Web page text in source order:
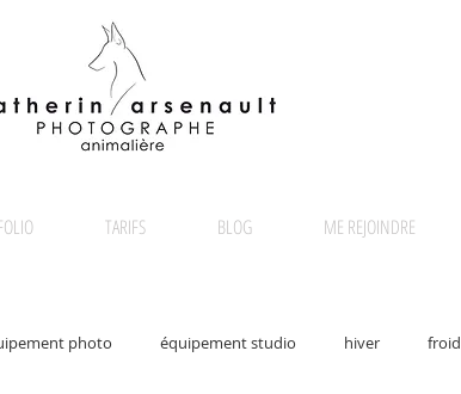
TARIFS BLOG ME REJOINDRE
photo équipement studio hiver froid